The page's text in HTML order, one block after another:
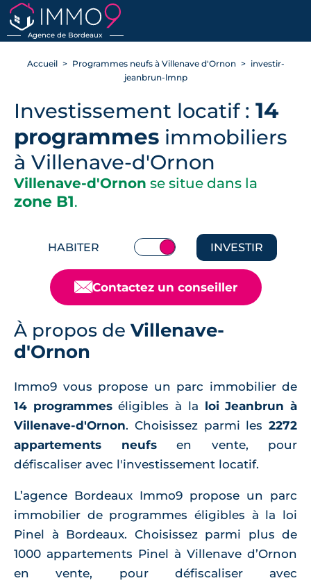
Agence de Bordeaux
RETOUR
Accueil Programmes neufs à Villenave d'Ornon
investir-
jeanbrun-lmnp
Investissement locatif : 14
programmes immobiliers
à Villenave-d'Ornon
Villenave-d'Ornon se situe dans la
zone B1.
HABITER INVESTIR
📧Contactez un conseiller
À propos de Villenave-
d'Ornon
Immo9 vous propose un parc immobilier de
14 programmeséligibles à la loi Jeanbrun à
Villenave-d'Ornon. Choisissez parmi les 2272
appartements neufsen vente, pour
défiscaliser avec l'investissement locatif.
L’agence Bordeaux Immo9 propose un parc
immobilier de programmes éligibles à la loi
Pinel à Bordeaux. Choisissez parmi plus de
1000 appartements Pinel à Villenave d’Ornon
en vente, pour défiscaliser avec